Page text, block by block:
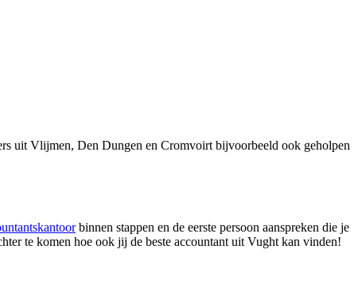
uit Vlijmen, Den Dungen en Cromvoirt bijvoorbeeld ook geholpen
binnen stappen en de eerste persoon aanspreken die je
te komen hoe ook jij de beste accountant uit Vught kan vinden!